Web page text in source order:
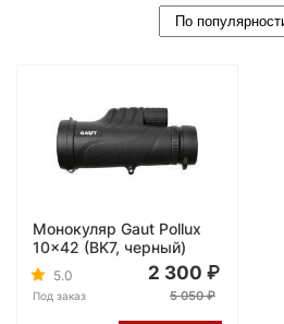
Монокуляр Gaut Pollux
10x42 (BK7, черный)
5.0
Под заказ
2 300
5 050